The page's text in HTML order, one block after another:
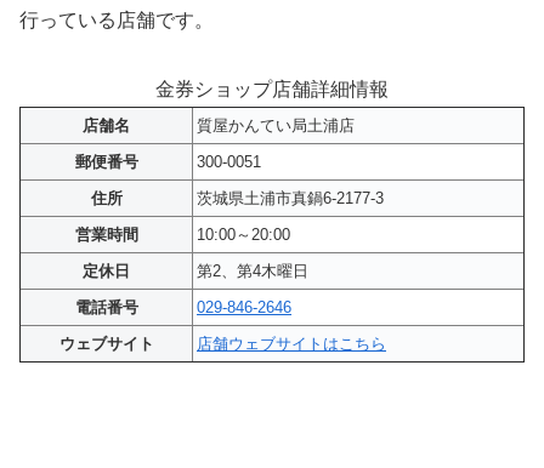
行っている店舗です。
金券ショップ店舗詳細情報
店舗名
質屋かんてい局土浦店
郵便番号
300-0051
住所
茨城県土浦市真鍋6-2177-3
営業時間
10:00～20:00
定休日
第2、第4木曜日
電話番号
029-846-2646
ウェブサイト
店舗ウェブサイトはこちら